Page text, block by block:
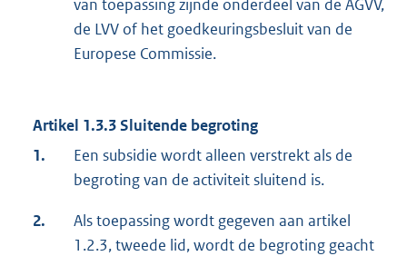
van toepassing zijnde onderdeel van de AGVV,
de LVV of het goedkeuringsbesluit van de
Europese Commissie.
Artikel 1.3.3 Sluitende begroting
1.
Een subsidie wordt alleen verstrekt als de
begroting van de activiteit sluitend is.
2.
Als toepassing wordt gegeven aan artikel
1.2.3, tweede lid, wordt de begroting geacht